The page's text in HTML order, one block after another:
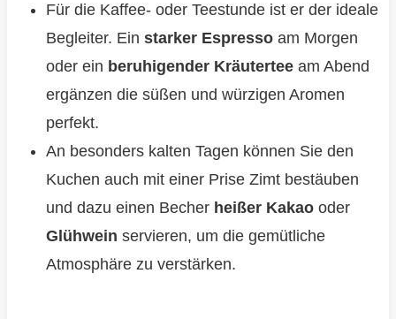
Für die Kaffee- oder Teestunde ist er der ideale
Begleiter. Ein starker Espressoam Morgen
oder ein beruhigender Kräuterteeam Abend
ergänzen die süßen und würzigen Aromen
perfekt.
An besonders kalten Tagen können Sie den
Kuchen auch mit einer Prise Zimt bestäuben
und dazu einen Becher heißer Kakaooder
Glühwein servieren, um die gemütliche
Atmosphäre zu verstärken.